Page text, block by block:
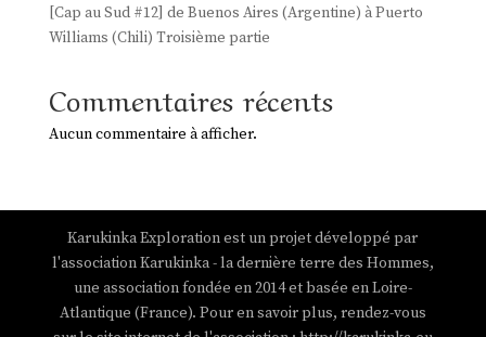
[Cap au Sud #12] de Buenos Aires (Argentine) à Puerto
Williams (Chili) Troisième partie
Commentaires récents
Aucun commentaire à afficher.
Karukinka Exploration est un projet développé par
l'association Karukinka - la dernière terre des Hommes,
une association fondée en 2014 et basée en Loire-
Atlantique (France). Pour en savoir plus, rendez-vous